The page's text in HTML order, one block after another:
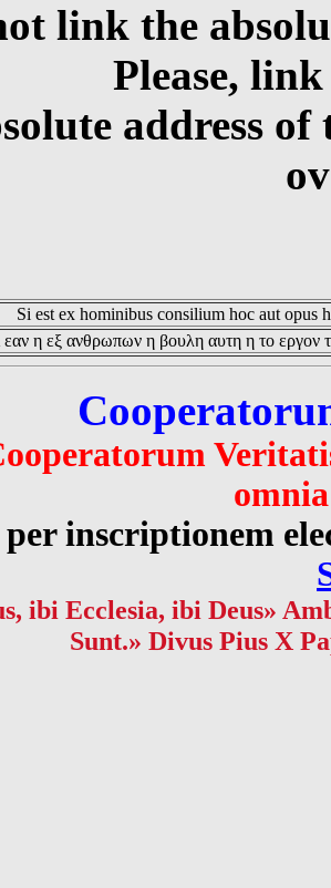
link the
Please,
address
Si est ex hominibus consilium hoc aut opus
εαν η εξ ανθρωπων η βουλη αυτη η το εργον
inscriptionem
ibi Ecclesia, ibi Deus»
Sunt.» Divus Pius X